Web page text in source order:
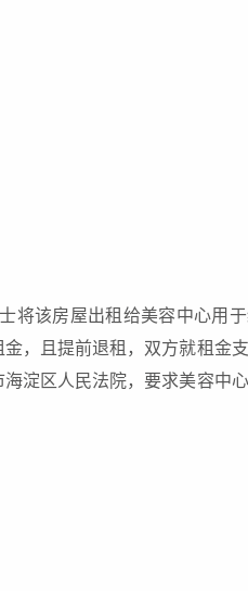
将该房屋出租给美容中心用
，且提前退租，双方就租金
淀区人民法院，要求美容中